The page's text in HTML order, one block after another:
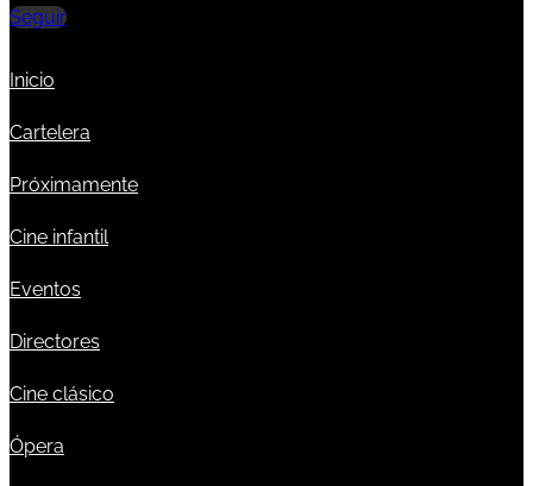
Seguir
Inicio
Cartelera
Próximamente
Cine infantil
Eventos
Directores
Cine clásico
Ópera